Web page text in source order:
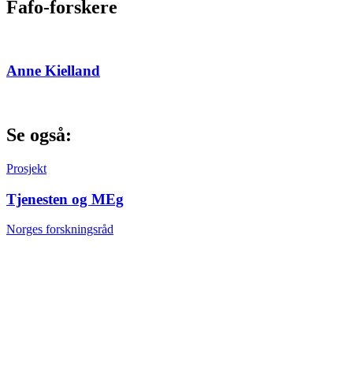
Fafo-forskere
Anne Kielland
Se også:
Prosjekt
Tjenesten og MEg
Norges forskningsråd